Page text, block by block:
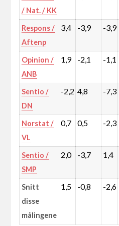
/ Nat. / KK
Respons /
Aftenp
3,4 -3,9 -3,9
Opinion /
ANB
1,9 -2,1 -1,1
Sentio /
DN
-2,2 4,8 -7,3
Norstat /
VL
0,7 0,5 -2,3
Sentio /
SMP
2,0 -3,7 1,4
Snitt
disse
målingene
1,5 -0,8 -2,6